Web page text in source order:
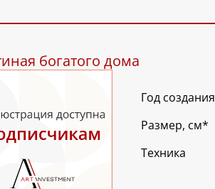
богатого дома
Год создания
Размер, см*
Техника